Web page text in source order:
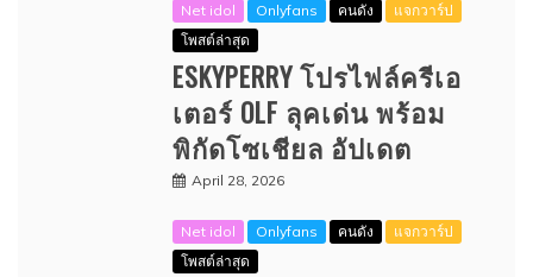
Net idol Onlyfans คนดัง
แจกวาร์ป
โพสต์ล่าสุด
ESKYPERRY โปรไฟล์ครีเอ
เตอร์ OLF ลุคเด่น พร้อม
พิกัดโซเชียล อัปเดต
April 28, 2026
Net idol Onlyfans คนดัง
แจกวาร์ป
โพสต์ล่าสุด